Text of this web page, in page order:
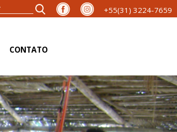
+55(31) 3224-7659
CONTATO